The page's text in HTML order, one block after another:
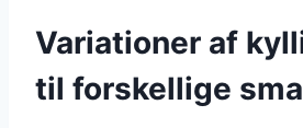
Variationer af
til forskellige